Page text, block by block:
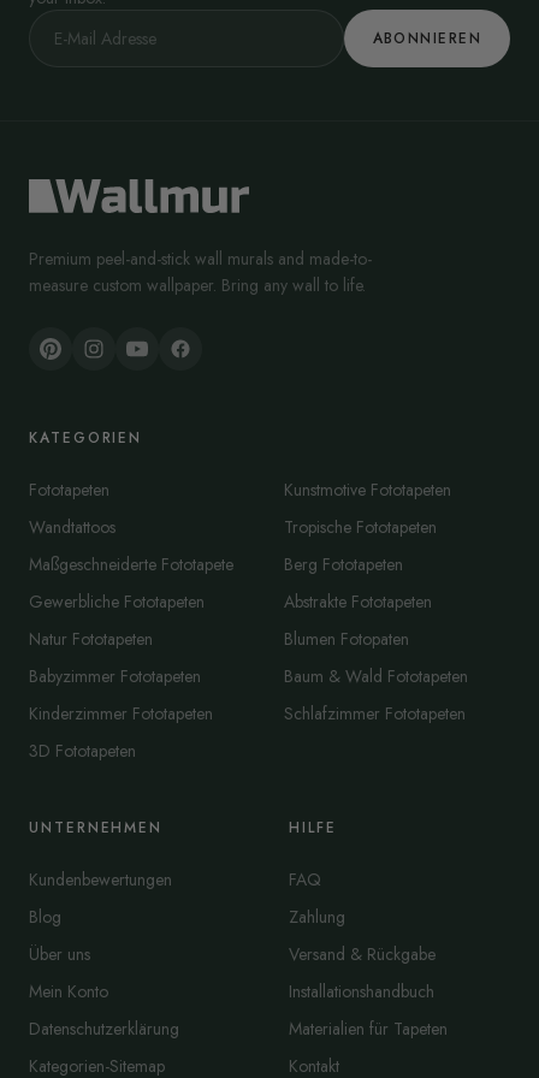
ABONNIEREN
Premium peel-and-stick wall murals and made-to-
measure custom wallpaper. Bring any wall to life.
KATEGORIEN
Fototapeten
Wandtattoos
Maßgeschneiderte Fototapete
Gewerbliche Fototapeten
Natur Fototapeten
Babyzimmer Fototapeten
Kinderzimmer Fototapeten
3D Fototapeten
Kunstmotive Fototapeten
Tropische Fototapeten
Berg Fototapeten
Abstrakte Fototapeten
Blumen Fotopaten
Baum & Wald Fototapeten
Schlafzimmer Fototapeten
UNTERNEHMEN
Kundenbewertungen
Blog
Über uns
Mein Konto
Datenschutzerklärung
Kategorien-Sitemap
HILFE
FAQ
Zahlung
Versand & Rückgabe
Installationshandbuch
Materialien für Tapeten
Kontakt